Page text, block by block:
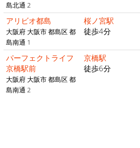
島北通 2
アリビオ都島
大阪府 大阪市 都島区 都
島南通 1
桜ノ宮駅
徒歩4分
パーフェクトライフ
京橋駅前
大阪府 大阪市 都島区 都
島南通 2
京橋駅
徒歩6分